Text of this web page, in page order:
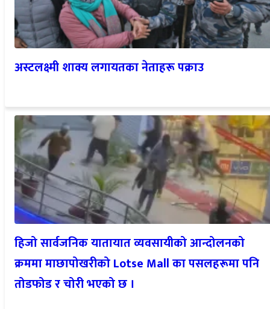
अस्टलक्ष्मी शाक्य लगायतका नेताहरू पक्राउ
हिजो सार्वजनिक यातायात व्यवसायीको आन्दोलनको
क्रममा माछापोखरीको Lotse Mall का पसलहरूमा पनि
तोडफोड र चोरी भएको छ ।